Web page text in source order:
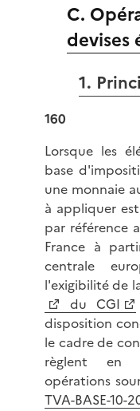
C.
devises
1.
160
Lorsque les
base
une monnaie
à appliquer
par référence
France à
centrale
l'exigibilité de
du CGI
disposition
le cadre de
règlent en
opérations
TVA-BASE-10-